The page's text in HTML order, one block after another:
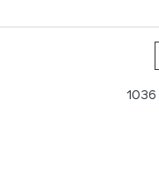
1036